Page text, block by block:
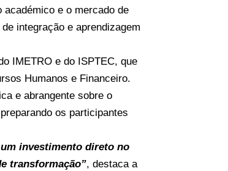
e o mercado de
integração e aprendizagem
IMETRO e do ISPTEC, que
Humanos e Financeiro.
e abrangente sobre o
os participantes
investimento direto no
transformação”, destaca a